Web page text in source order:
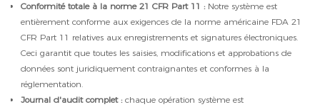
Conformité totale à la norme 21 CFR Part 11 :Notre système est
entièrement conforme aux exigences de la norme américaine FDA 21
CFR Part 11 relatives aux enregistrements et signatures électroniques.
Ceci garantit que toutes les saisies, modifications et approbations de
données sont juridiquement contraignantes et conformes à la
réglementation.
Journal d'audit complet :chaque opération système est